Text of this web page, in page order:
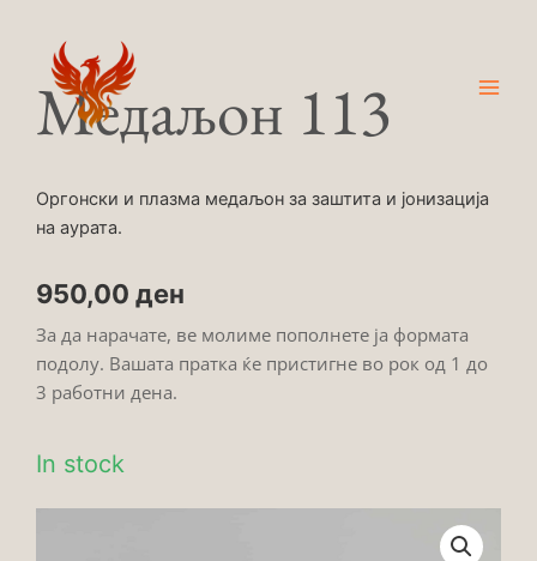
contentМедаљон 113
Оргонски и плазма медаљон за заштита и јонизација
на аурата.
950,00 ден
За да нарачате, ве молиме пополнете ја формата
подолу. Вашата пратка ќе пристигне во рок од 1 до
3 работни дена.
In stock